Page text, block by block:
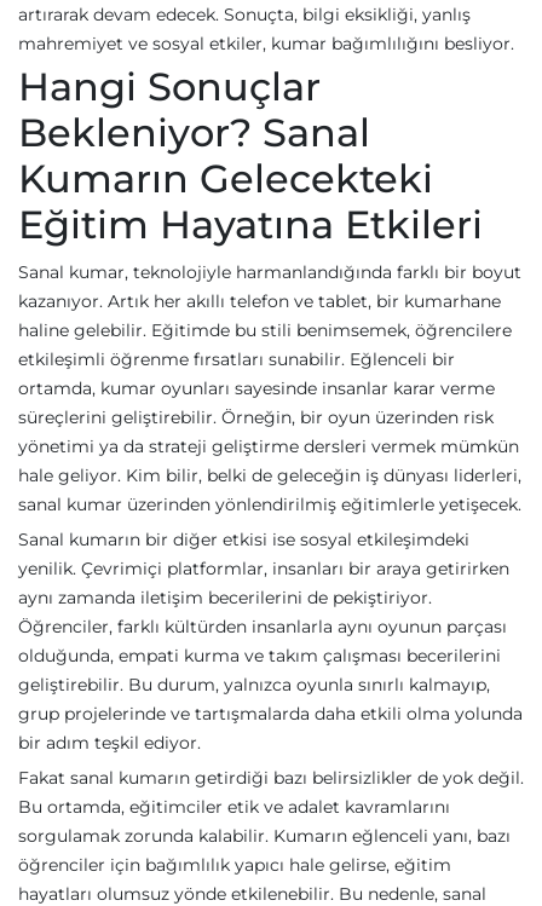
artırarak devam edecek. Sonuçta, bilgi eksikliği, yanlış
mahremiyet ve sosyal etkiler, kumar bağımlılığını besliyor.
Hangi Sonuçlar
Bekleniyor? Sanal
Kumarın Gelecekteki
Eğitim Hayatına Etkileri
Sanal kumar, teknolojiyle harmanlandığında farklı bir boyut
kazanıyor. Artık her akıllı telefon ve tablet, bir kumarhane
haline gelebilir. Eğitimde bu stili benimsemek, öğrencilere
etkileşimli öğrenme fırsatları sunabilir. Eğlenceli bir
ortamda, kumar oyunları sayesinde insanlar karar verme
süreçlerini geliştirebilir. Örneğin, bir oyun üzerinden risk
yönetimi ya da strateji geliştirme dersleri vermek mümkün
hale geliyor. Kim bilir, belki de geleceğin iş dünyası liderleri,
sanal kumar üzerinden yönlendirilmiş eğitimlerle yetişecek.
Sanal kumarın bir diğer etkisi ise sosyal etkileşimdeki
yenilik. Çevrimiçi platformlar, insanları bir araya getirirken
aynı zamanda iletişim becerilerini de pekiştiriyor.
Öğrenciler, farklı kültürden insanlarla aynı oyunun parçası
olduğunda, empati kurma ve takım çalışması becerilerini
geliştirebilir. Bu durum, yalnızca oyunla sınırlı kalmayıp,
grup projelerinde ve tartışmalarda daha etkili olma yolunda
bir adım teşkil ediyor.
Fakat sanal kumarın getirdiği bazı belirsizlikler de yok değil.
Bu ortamda, eğitimciler etik ve adalet kavramlarını
sorgulamak zorunda kalabilir. Kumarın eğlenceli yanı, bazı
öğrenciler için bağımlılık yapıcı hale gelirse, eğitim
hayatları olumsuz yönde etkilenebilir. Bu nedenle, sanal